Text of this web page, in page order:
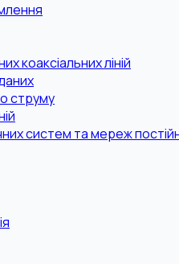
коаксіальних ліній
струму
систем та мереж